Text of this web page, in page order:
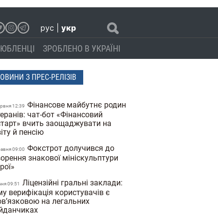
рус укр
ЗРОБЛЕНО В УКРАЇНІ
З ПРЕС-РЕЛІЗІВ
12:39 Фінансове майбутнє родин
чат-бот «Фінансовий
вчить заощаджувати на
й пенсію
09:00 Фокстрот долучився до
знакової мініскульптури
09:51
Ліцензійні гральні заклади:
верифікація користувачів є
на легальних